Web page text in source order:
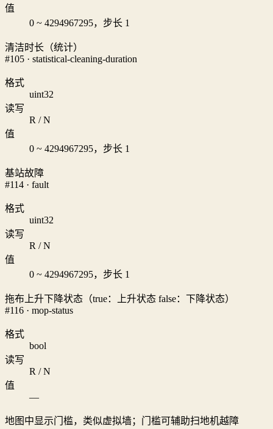
值
0 ~ 4294967295，步长 1
清洁时长（统计）
#105 · statistical-cleaning-duration
格式
uint32
读写
R / N
值
0 ~ 4294967295，步长 1
基站故障
#114 · fault
格式
uint32
读写
R / N
值
0 ~ 4294967295，步长 1
拖布上升下降状态（true：上升状态 false：下降状态）
#116 · mop-status
格式
bool
读写
R / N
值
—
地图中显示门槛，类似虚拟墙；门槛可辅助扫地机越障